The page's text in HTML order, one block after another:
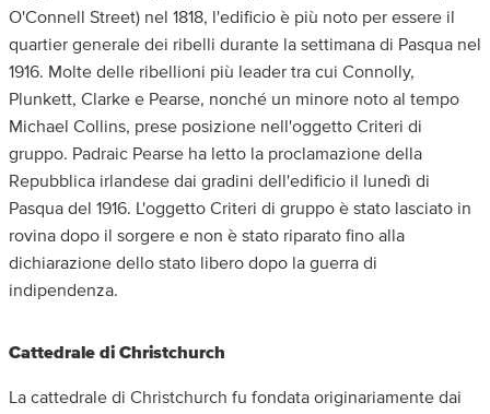
O'Connell Street) nel 1818, l'edificio è più noto per essere il
quartier generale dei ribelli durante la settimana di Pasqua nel
1916. Molte delle ribellioni più leader tra cui Connolly,
Plunkett, Clarke e Pearse, nonché un minore noto al tempo
Michael Collins, prese posizione nell'oggetto Criteri di
gruppo. Padraic Pearse ha letto la proclamazione della
Repubblica irlandese dai gradini dell'edificio il lunedì di
Pasqua del 1916. L'oggetto Criteri di gruppo è stato lasciato in
rovina dopo il sorgere e non è stato riparato fino alla
dichiarazione dello stato libero dopo la guerra di
indipendenza.
Cattedrale di Christchurch
La cattedrale di Christchurch fu fondata originariamente dai